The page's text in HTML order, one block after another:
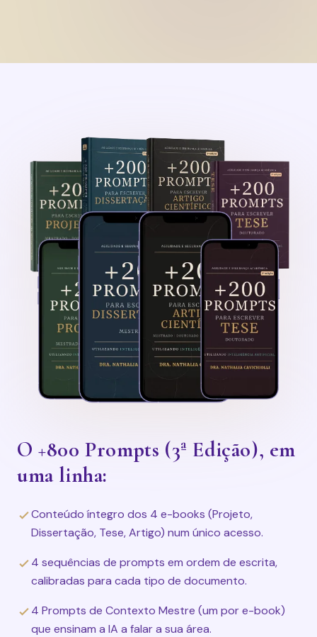
O +800 Prompts (3ª Edição), em
uma linha:
Conteúdo íntegro dos 4 e-books (Projeto,
Dissertação, Tese, Artigo) num único acesso.
4 sequências de prompts em ordem de escrita,
calibradas para cada tipo de documento.
4 Prompts de Contexto Mestre (um por e-book)
que ensinam a IA a falar a sua área.